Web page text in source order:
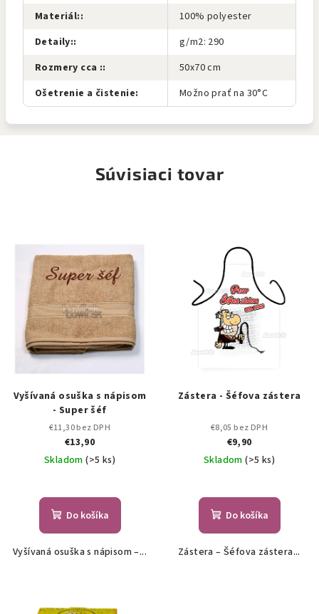
Materiál::
100% polyester
Detaily::
g/m2: 290
Rozmery cca ::
50x70 cm
Ošetrenie a čistenie: Možno prať na 30°C
Súvisiaci tovar
Vyšívaná osuška s nápisom
- Super šéf
€11,30 bez DPH
€13,90
Skladom(>5 ks)
Do košíka
Vyšívaná osuška s nápisom –...
Zástera - Šéfova zástera
€8,05 bez DPH
€9,90
Skladom(>5 ks)
Do košíka
Zástera – Šéfova zástera...